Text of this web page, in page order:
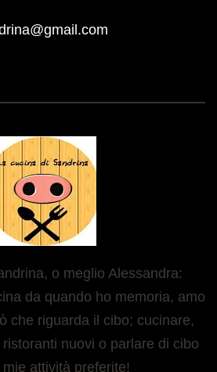
o meglio Alessandra:
da quando ho memoria, amo
che riguarda il cibo; cucinare,
nuovi o parlare di cibo
attività preferite!